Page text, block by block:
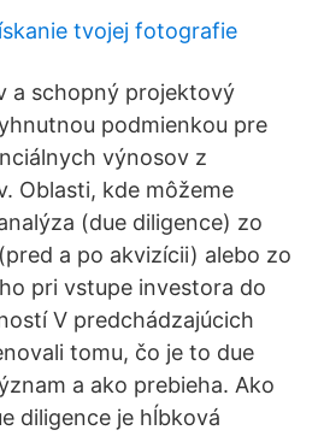
tvojej fotografie
a schopný projektový
podmienkou pre
výnosov z
Oblasti, kde môžeme
(due diligence) zo
a po akvizícii) alebo zo
pri vstupe investora do
V predchádzajúcich
tomu, čo je to due
a ako prebieha. Ako
diligence je hĺbková